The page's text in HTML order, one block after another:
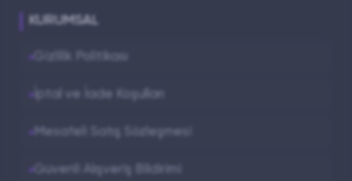
KURUMSAL
Gizlilik Politikası
İptal ve İade Koşulları
Mesafeli Satış Sözleşmesi
Güvenli Alışveriş Bildirimi